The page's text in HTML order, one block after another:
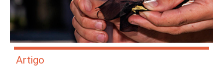
Artigo